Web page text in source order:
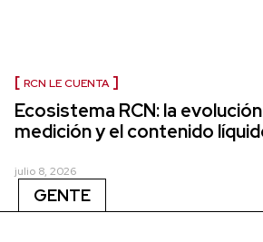
RCN LE CUENTA
Ecosistema RCN: la
medición y el contenido
julio 8, 2026
GENTE